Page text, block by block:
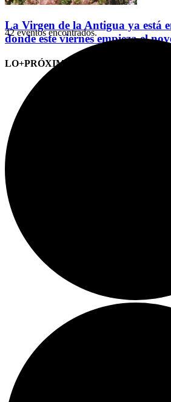
La Virgen de la Antigua ya está
donde este viernes empieza el
LO+PRÓXIMO (CITAS)
42 eventos encontrados.